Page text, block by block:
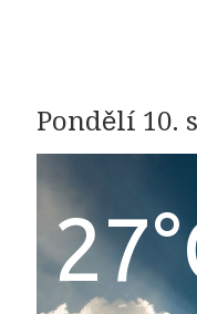
Pondělí 10.